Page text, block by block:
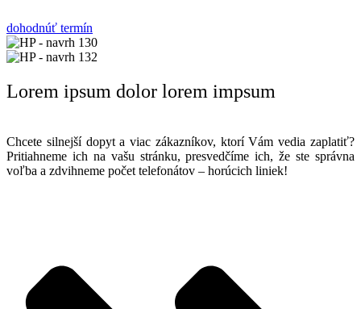
dohodnúť termín
Lorem ipsum dolor lorem impsum
Chcete silnejší dopyt a viac zákazníkov, ktorí Vám vedia zaplatiť?
Pritiahneme ich na vašu stránku, presvedčíme ich, že ste správna
voľba a zdvihneme počet telefonátov – horúcich liniek!